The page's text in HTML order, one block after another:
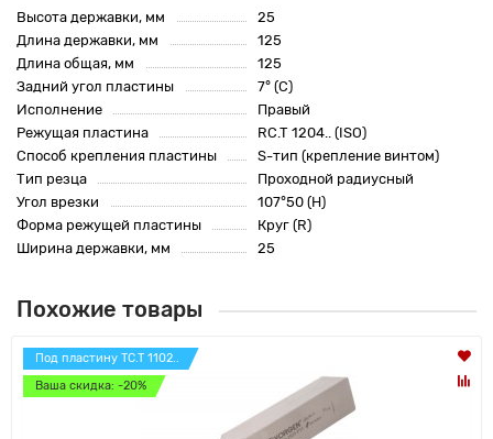
Высота державки, мм
25
Длина державки, мм
125
Длина общая, мм
125
Задний угол пластины
7° (C)
Исполнение
Правый
Режущая пластина
RC.T 1204.. (ISO)
Способ крепления пластины
S-тип (крепление винтом)
Тип резца
Проходной радиусный
Угол врезки
107°50 (H)
Форма режущей пластины
Круг (R)
Ширина державки, мм
25
Похожие товары
Под пластину TC.T 1102..
Ваша скидка: -20%